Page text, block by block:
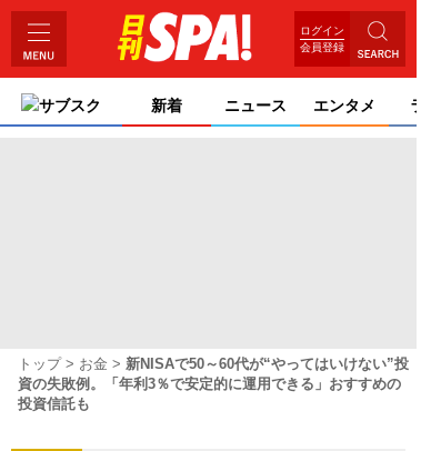
ログイン
会員登録
サブスク 新着 ニュース エンタメ
トップ お金
新NISAで50～60代が“やってはいけない”投
資の失敗例。「年利3％で安定的に運用できる」おすすめの
投資信託も